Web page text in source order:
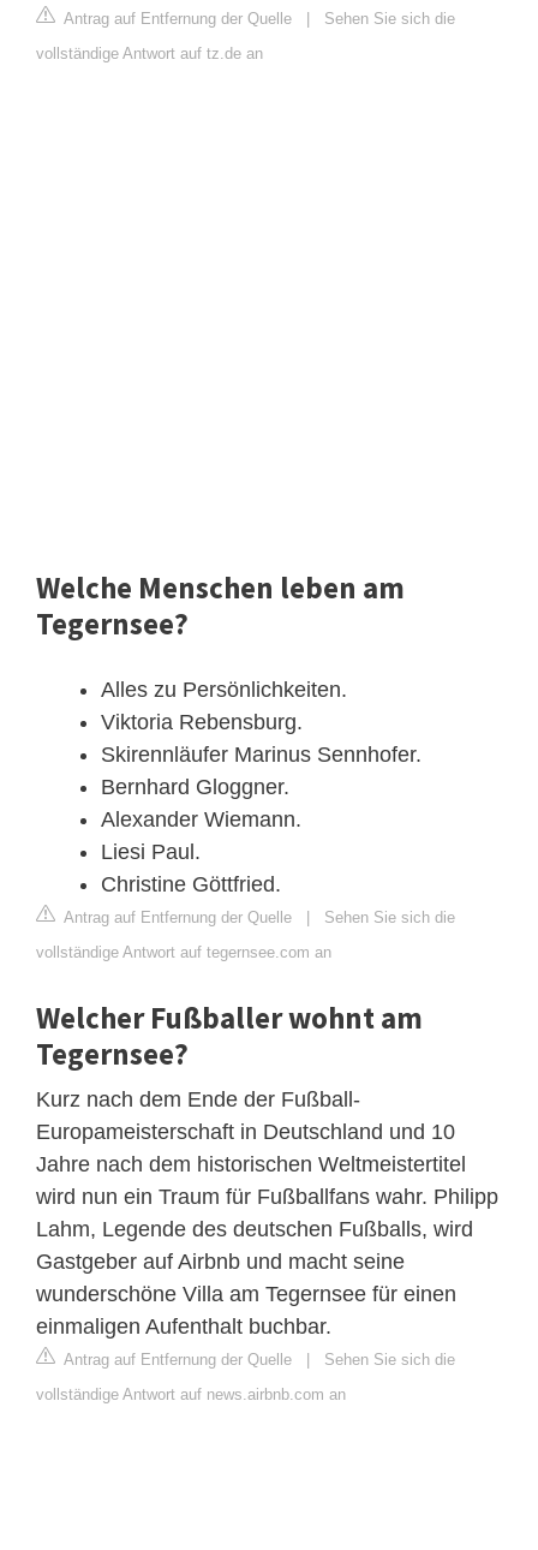
Antrag auf Entfernung der Quelle
Sehen Sie sich die
vollständige Antwort auf tz.de an
Welche Menschen leben am
Tegernsee?
Alles zu Persönlichkeiten.
Viktoria Rebensburg.
Skirennläufer Marinus Sennhofer.
Bernhard Gloggner.
Alexander Wiemann.
Liesi Paul.
Christine Göttfried.
Antrag auf Entfernung der Quelle
Sehen Sie sich die
vollständige Antwort auf tegernsee.com an
Welcher Fußballer wohnt am
Tegernsee?
Kurz nach dem Ende der Fußball-
Europameisterschaft in Deutschland und 10
Jahre nach dem historischen Weltmeistertitel
wird nun ein Traum für Fußballfans wahr. Philipp
Lahm, Legende des deutschen Fußballs, wird
Gastgeber auf Airbnb und macht seine
wunderschöne Villa am Tegernsee für einen
einmaligen Aufenthalt buchbar.
Antrag auf Entfernung der Quelle
Sehen Sie sich die
vollständige Antwort auf news.airbnb.com an